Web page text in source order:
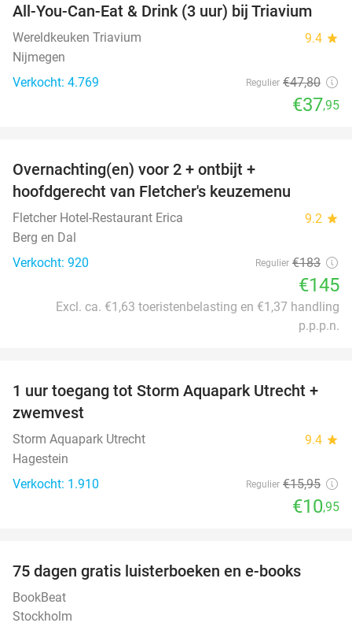
21%
All-You-Can-Eat & Drink (3 uur) bij Triavium
Wereldkeuken Triavium 9.4 star
Nijmegen
Verkocht: 4.769
Regulier €47,80
€37,95
Overnachting(en) voor 2 + ontbijt +
hoofdgerecht van Fletcher's keuzemenu
Fletcher Hotel-Restaurant Erica 9.2 star
Berg en Dal
Verkocht: 920
Regulier €183
€145
Excl. ca. €1,63 toeristenbelasting en €1,37 handling
p.p.p.n.
31%
1 uur toegang tot Storm Aquapark Utrecht +
zwemvest
Storm Aquapark Utrecht 9.4 star
Hagestein
Verkocht: 1.910
Regulier €15,95
€10,95
75 dagen gratis luisterboeken en e-books
BookBeat
Stockholm